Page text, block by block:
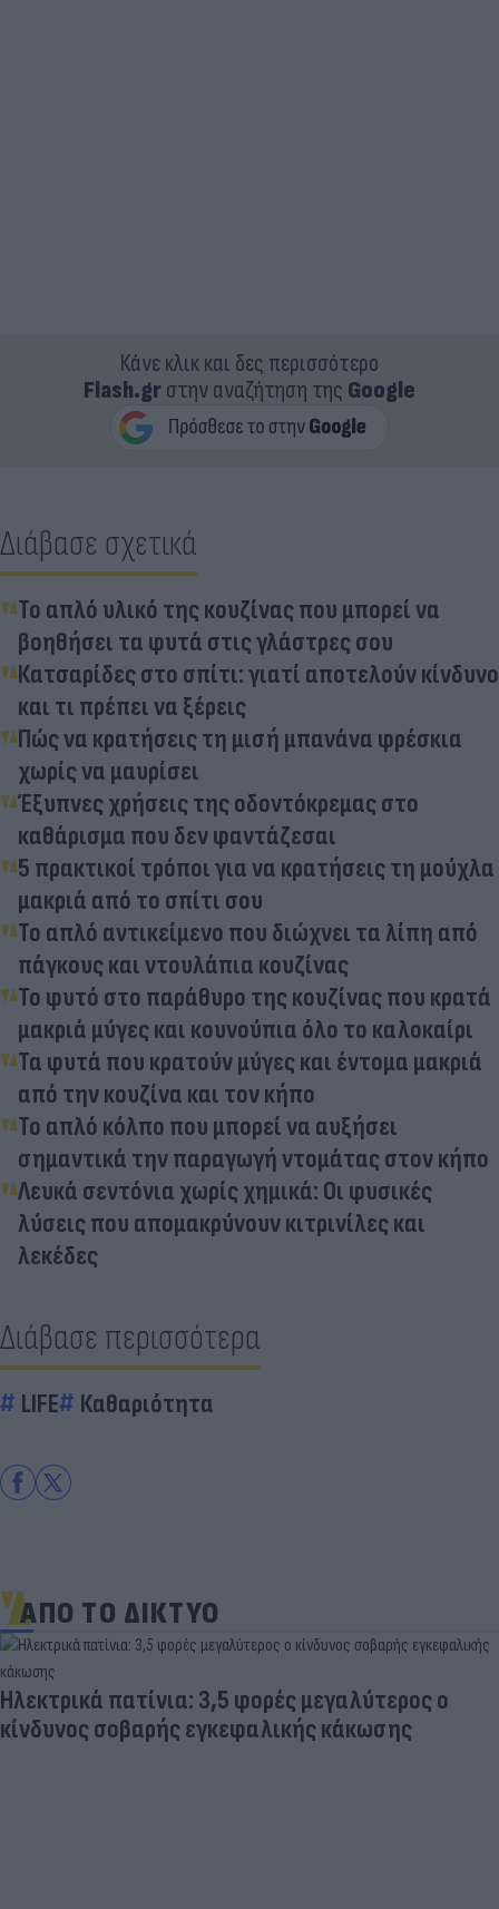
Κάνε κλικ και δες περισσότερο
Flash.grστην αναζήτηση της Google
Διάβασε σχετικά
Το απλό υλικό της κουζίνας που μπορεί να
βοηθήσει τα φυτά στις γλάστρες σου
Κατσαρίδες στο σπίτι: γιατί αποτελούν κίνδυνο
και τι πρέπει να ξέρεις
Πώς να κρατήσεις τη μισή μπανάνα φρέσκια
χωρίς να μαυρίσει
Έξυπνες χρήσεις της οδοντόκρεμας στο
καθάρισμα που δεν φαντάζεσαι
5 πρακτικοί τρόποι για να κρατήσεις τη μούχλα
μακριά από το σπίτι σου
Το απλό αντικείμενο που διώχνει τα λίπη από
πάγκους και ντουλάπια κουζίνας
Το φυτό στο παράθυρο της κουζίνας που κρατά
μακριά μύγες και κουνούπια όλο το καλοκαίρι
Τα φυτά που κρατούν μύγες και έντομα μακριά
από την κουζίνα και τον κήπο
Το απλό κόλπο που μπορεί να αυξήσει
σημαντικά την παραγωγή ντομάτας στον κήπο
Λευκά σεντόνια χωρίς χημικά: Οι φυσικές
λύσεις που απομακρύνουν κιτρινίλες και
λεκέδες
Διάβασε περισσότερα
LIFE Καθαριότητα
ΑΠΟ ΤΟ ΔΙΚΤΥΟ